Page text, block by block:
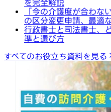
を完全解説
「今の介護度が合わ
の区分変更申請、最適
行政書士と司法書士、
準と選び方
すべてのお役立ち資料を見る